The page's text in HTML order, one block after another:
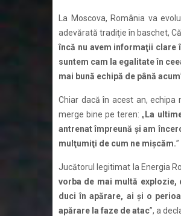
La Moscova, România va
adevărată tradiţie în baschet,
încă nu avem informaţii clare
suntem cam la egalitate în
mai bună echipă de până acum
Chiar dacă în acest an, echipa
merge bine pe teren: „ La
antrenat împreună şi am
mulţumiţi de cum ne mişcăm.”
Jucătorul legitimat la Energia
vorba de mai multă
duci în apărare, ai şi o
apărare la faze de atac”, a